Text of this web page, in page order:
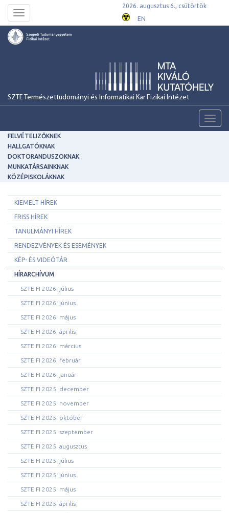
Toggle
navigation
2026. augusztus 6., csütörtök
EN
SZTE Természettudományi és Informatikai Kar Fizikai Intézet
FELVÉTELIZŐKNEK
HALLGATÓKNAK
DOKTORANDUSZOKNAK
MUNKATÁRSAINKNAK
KÖZÉPISKOLÁKNAK
KIEMELT HÍREK
FRISS HÍREK
TANULMÁNYI HÍREK
RENDEZVÉNYEK ÉS ESEMÉNYEK
KÉP- ÉS VIDEÓTÁR
HÍRARCHÍVUM
SZTE FI 2026. július
SZTE FI 2026. június
SZTE FI 2026. május
SZTE FI 2026. április
SZTE FI 2026. március
SZTE FI 2026. február
SZTE FI 2026. január
SZTE FI 2025. december
SZTE FI 2025. november
SZTE FI 2025. október
SZTE FI 2025. szeptember
SZTE FI 2025. augusztus
SZTE FI 2025. július
SZTE FI 2025. június
SZTE FI 2025. május
SZTE FI 2025. április